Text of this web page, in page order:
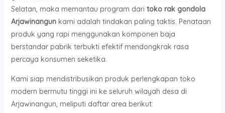
Selatan, maka memantau program dari toko rak gondola
Arjawinangunkami adalah tindakan paling taktis. Penataan
produk yang rapi menggunakan komponen baja
berstandar pabrik terbukti efektif mendongkrak rasa
percaya konsumen seketika.
Kami siap mendistribusikan produk perlengkapan toko
modern bermutu tinggi ini ke seluruh wilayah desa di
Arjawinangun, meliputi daftar area berikut: